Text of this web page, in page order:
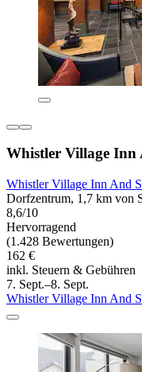
Whistler Village Inn
Whistler Village Inn And
Dorfzentrum, 1,7 km von
8,6/10
Hervorragend
(1.428 Bewertungen)
162 €
inkl. Steuern & Gebühren
7. Sept.–8. Sept.
Whistler Village Inn And